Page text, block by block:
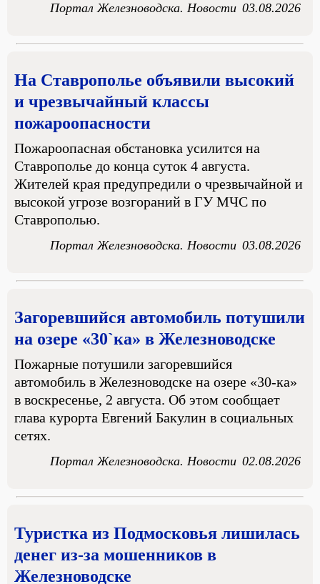
Портал Железноводска. Новости 03.08.2026
На Ставрополье объявили высокий
и чрезвычайный классы
пожароопасности
Пожароопасная обстановка усилится на
Ставрополье до конца суток 4 августа.
Жителей края предупредили о чрезвычайной и
высокой угрозе возгораний в ГУ МЧС по
Ставрополью.
Портал Железноводска. Новости 03.08.2026
Загоревшийся автомобиль потушили
на озере «30`ка» в Железноводске
Пожарные потушили загоревшийся
автомобиль в Железноводске на озере «30-ка»
в воскресенье, 2 августа. Об этом сообщает
глава курорта Евгений Бакулин в социальных
сетях.
Портал Железноводска. Новости 02.08.2026
Туристка из Подмосковья лишилась
денег из-за мошенников в
Железноводске